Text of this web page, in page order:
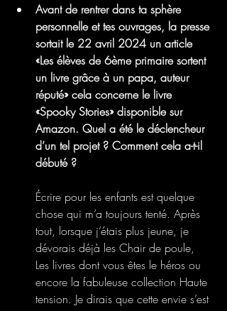
Avant de rentrer dans ta sphère
personnelle et tes ouvrages, la presse
sortait le 22 avril 2024 un article
«Les élèves de 6ème primaire sortent
un livre grâce à un papa, auteur
réputé» cela concerne le livre
«Spooky Stories» disponible sur
Amazon. Quel a été le déclencheur
d’un tel projet ? Comment cela a-t-il
débuté ?
Écrire pour les enfants est quelque
chose qui m’a toujours tenté. Après
tout, lorsque j’étais plus jeune, je
dévorais déjà les Chair de poule,
Les livres dont vous êtes le héros ou
encore la fabuleuse collection Haute
tension. Je dirais que cette envie s’est